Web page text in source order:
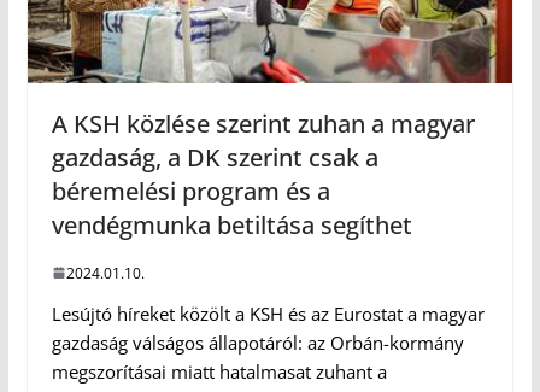
A KSH közlése szerint zuhan a magyar
gazdaság, a DK szerint csak a
béremelési program és a
vendégmunka betiltása segíthet
2024.01.10.
Lesújtó híreket közölt a KSH és az Eurostat a magyar
gazdaság válságos állapotáról: az Orbán-kormány
megszorításai miatt hatalmasat zuhant a